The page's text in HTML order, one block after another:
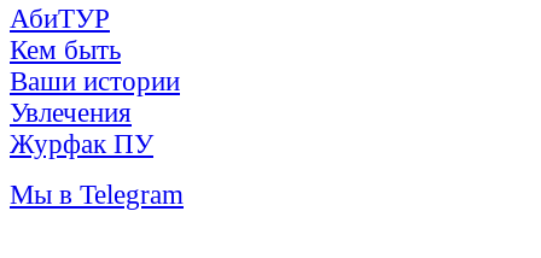
АбиТУР
Кем быть
Ваши истории
Увлечения
Журфак ПУ
Мы в Telegram